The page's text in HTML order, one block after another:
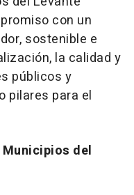
con un
sostenible e
la calidad y
públicos y
pilares para el
del